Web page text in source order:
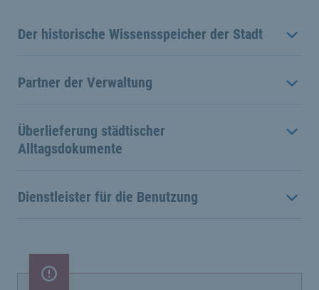
Der historische Wissensspeicher der Stadt
Partner der Verwaltung
Überlieferung städtischer
Alltagsdokumente
Dienstleister für die Benutzung
Wichtiger Hinweis